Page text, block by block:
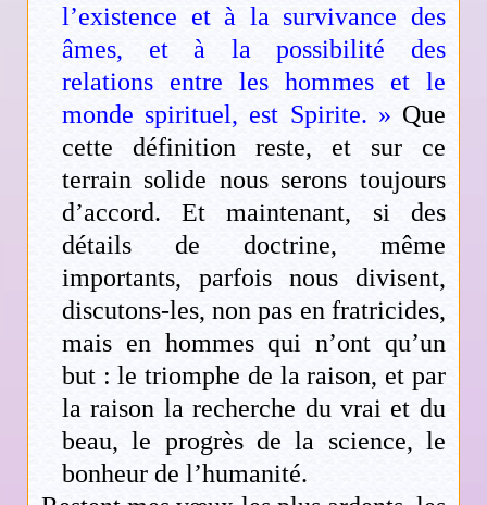
l’existence et à la survivance des
âmes, et à la possibilité des
relations entre les hommes et le
monde spirituel, est Spirite. » Que
cette définition reste, et sur ce
terrain solide nous serons toujours
d’accord. Et maintenant, si des
détails de doctrine, même
importants, parfois nous divisent,
discutons-les, non pas en fratricides,
mais en hommes qui n’ont qu’un
but : le triomphe de la raison, et par
la raison la recherche du vrai et du
beau, le progrès de la science, le
bonheur de l’humanité.